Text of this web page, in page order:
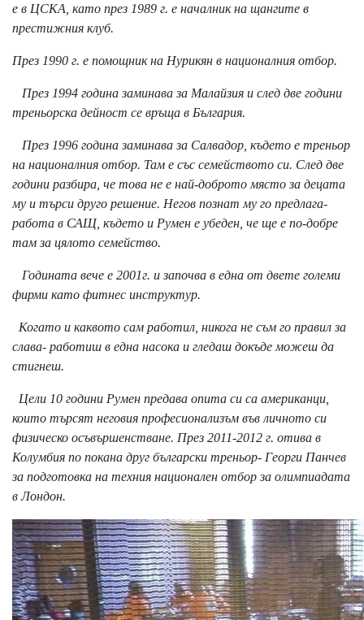
е в ЦСКА, като през 1989 г. е началник на щангите в
престижния клуб.
През 1990 г. е помощник на Нурикян в националния отбор.
През 1994 година заминава за Малайзия и след две години
треньорска дейност се връща в България.
През 1996 година заминава за Салвадор, където е треньор
на националния отбор. Там е със семейството си. След две
години разбира, че това не е най-доброто място за децата
му и търси друго решение. Негов познат му го предлага-
работа в САЩ, където и Румен е убеден, че ще е по-добре
там за цялото семейство.
Годината вече е 2001г. и започва в една от двете големи
фирми като фитнес инструктур.
Когато и каквото сам работил, никога не съм го правил за
слава- работиш в една насока и гледаш докъде можеш да
стигнеш.
Цели 10 години Румен предава опита си са американци,
които търсят неговия професионализъм във личното си
физическо осъвършенстване. През 2011-2012 г. отива в
Колумбия по покана друг български треньор- Георги Панчев
за подготовка на техния национален отбор за олимпиадата
в Лондон.